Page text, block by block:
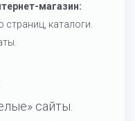
магазин:
каталоги.
сайты.